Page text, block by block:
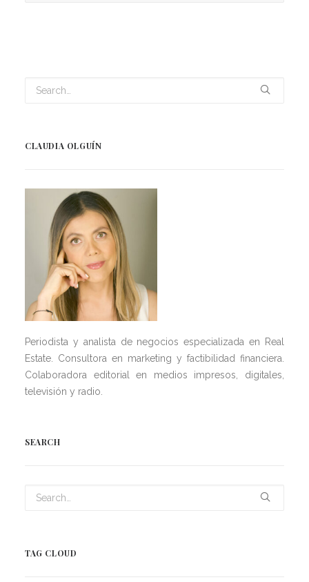
CLAUDIA OLGUÍN
Periodista y analista de negocios especializada en Real
Estate. Consultora en marketing y factibilidad financiera.
Colaboradora editorial en medios impresos, digitales,
televisión y radio.
SEARCH
TAG CLOUD